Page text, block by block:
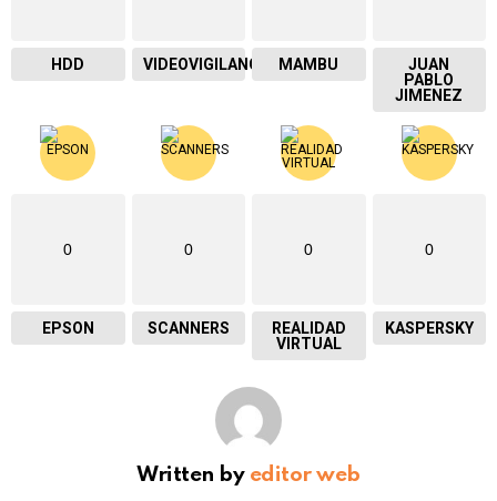
HDD VIDEOVIGILANCIA MAMBU
JUAN
PABLO
JIMENEZ
0
EPSON
0
SCANNERS
0
REALIDAD
VIRTUAL
0
KASPERSKY
Written by editor web